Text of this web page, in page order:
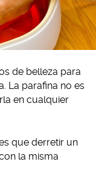
de belleza para
La parafina no es
en cualquier
que derretir un
la misma